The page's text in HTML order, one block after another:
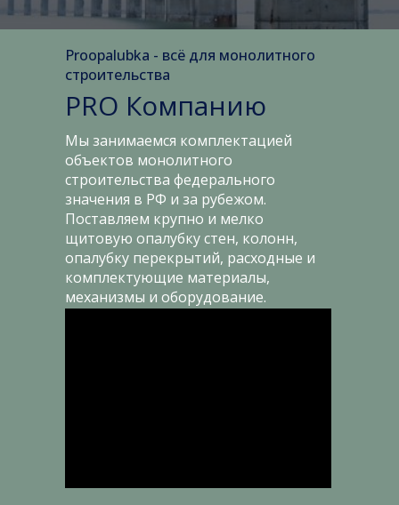
PRO Компанию
Мы занимаемся комплектацией
объектов монолитного
строительства федерального
значения в РФ и за рубежом.
Поставляем крупно и мелко
щитовую опалубку стен, колонн,
опалубку перекрытий, расходные и
комплектующие материалы,
механизмы и оборудование.
Proopalubka - всё для монолитного
строительства